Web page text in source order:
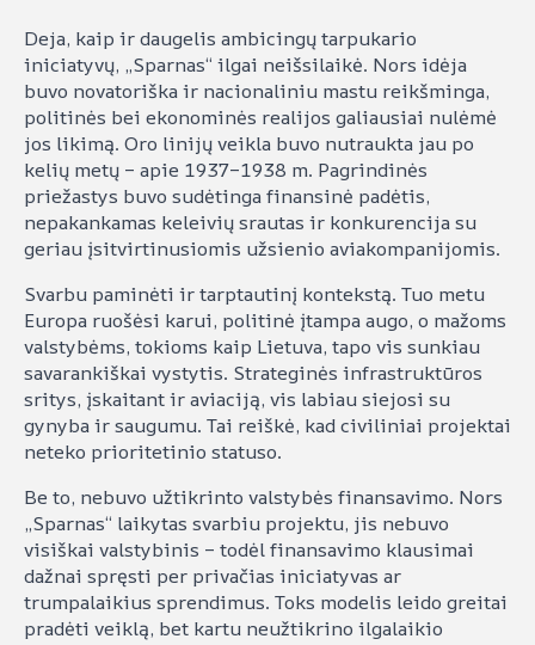
Deja, kaip ir daugelis ambicingų tarpukario
iniciatyvų, „Sparnas“ ilgai neišsilaikė. Nors idėja
buvo novatoriška ir nacionaliniu mastu reikšminga,
politinės bei ekonominės realijos galiausiai nulėmė
jos likimą. Oro linijų veikla buvo nutraukta jau po
kelių metų – apie 1937–1938 m. Pagrindinės
priežastys buvo sudėtinga finansinė padėtis,
nepakankamas keleivių srautas ir konkurencija su
geriau įsitvirtinusiomis užsienio aviakompanijomis.
Svarbu paminėti ir tarptautinį kontekstą. Tuo metu
Europa ruošėsi karui, politinė įtampa augo, o mažoms
valstybėms, tokioms kaip Lietuva, tapo vis sunkiau
savarankiškai vystytis. Strateginės infrastruktūros
sritys, įskaitant ir aviaciją, vis labiau siejosi su
gynyba ir saugumu. Tai reiškė, kad civiliniai projektai
neteko prioritetinio statuso.
Be to, nebuvo užtikrinto valstybės finansavimo. Nors
„Sparnas“ laikytas svarbiu projektu, jis nebuvo
visiškai valstybinis – todėl finansavimo klausimai
dažnai spręsti per privačias iniciatyvas ar
trumpalaikius sprendimus. Toks modelis leido greitai
pradėti veiklą, bet kartu neužtikrino ilgalaikio